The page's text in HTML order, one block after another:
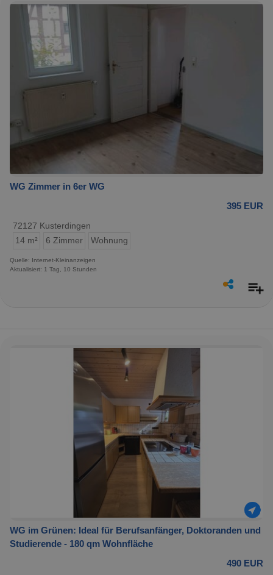
WG Zimmer in 6er WG
395 EUR
72127 Kusterdingen
14 m²
6 Zimmer Wohnung
Quelle: Internet-Kleinanzeigen
Aktualisiert: 1 Tag, 10 Stunden
WG im Grünen: Ideal für Berufsanfänger, Doktoranden und
Studierende - 180 qm Wohnfläche
490 EUR